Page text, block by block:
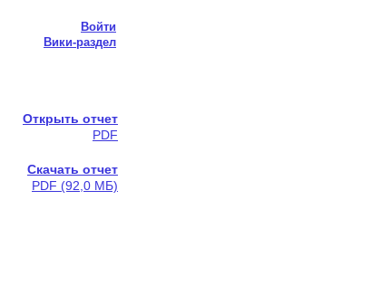
Войти
Вики-раздел
Открыть отчет
PDF
Скачать отчет
PDF (92,0 МБ)